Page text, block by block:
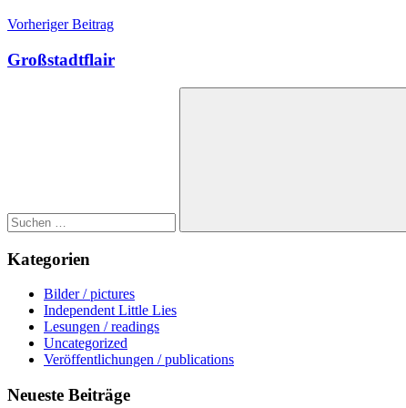
Beitragsnavigation
Vorheriger Beitrag
Großstadtflair
Suchen
Kategorien
Bilder / pictures
Independent Little Lies
Lesungen / readings
Uncategorized
Veröffentlichungen / publications
Neueste Beiträge